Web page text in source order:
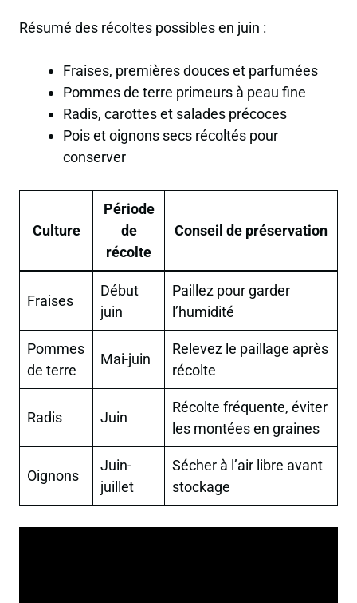
Résumé des récoltes possibles en juin :
Fraises, premières douces et parfumées
Pommes de terre primeurs à peau fine
Radis, carottes et salades précoces
Pois et oignons secs récoltés pour
conserver
Culture
Période
de
récolte
Conseil de préservation
Fraises
Début
juin
Paillez pour garder
l’humidité
Pommes
de terre
Mai-juin
Relevez le paillage après
récolte
Radis Juin
Récolte fréquente, éviter
les montées en graines
Oignons
Juin-
juillet
Sécher à l’air libre avant
stockage